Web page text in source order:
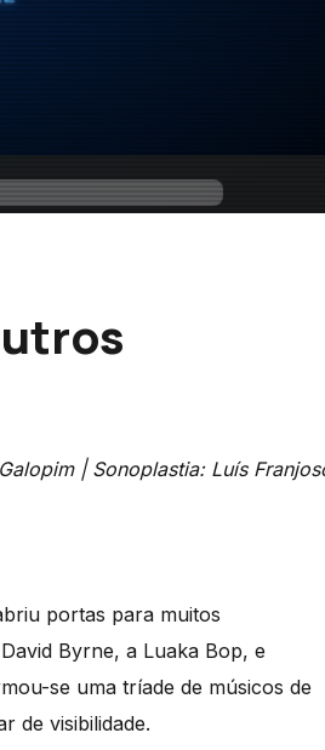
|Sonoplastia: Luís
portas para muitos
Byrne, a Luaka Bop, e
se uma tríade de músicos de
de visibilidade.